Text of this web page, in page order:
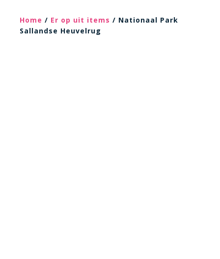
Home / Er op uit items / Nationaal Park
Sallandse Heuvelrug